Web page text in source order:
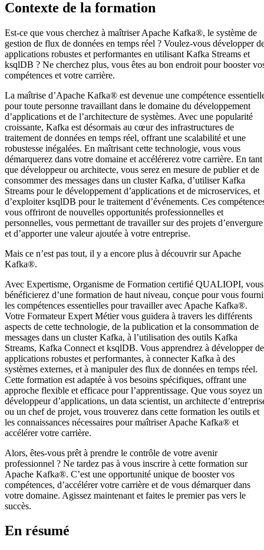
Contexte de la formation
Est-ce que vous cherchez à maîtriser Apache Kafka®, le système de
gestion de flux de données en temps réel ? Voulez-vous développer
applications robustes et performantes en utilisant Kafka Streams et
ksqlDB ? Ne cherchez plus, vous êtes au bon endroit pour booster
compétences et votre carrière.
La maîtrise d’Apache Kafka® est devenue une compétence
pour toute personne travaillant dans le domaine du développement
d’applications et de l’architecture de systèmes. Avec une popularité
croissante, Kafka est désormais au cœur des infrastructures de
traitement de données en temps réel, offrant une scalabilité et une
robustesse inégalées. En maîtrisant cette technologie, vous vous
démarquerez dans votre domaine et accélérerez votre carrière. En tant
que développeur ou architecte, vous serez en mesure de publier et de
consommer des messages dans un cluster Kafka, d’utiliser Kafka
Streams pour le développement d’applications et de microservices, et
d’exploiter ksqlDB pour le traitement d’événements. Ces
vous offriront de nouvelles opportunités professionnelles et
personnelles, vous permettant de travailler sur des projets d’envergure
et d’apporter une valeur ajoutée à votre entreprise.
Mais ce n’est pas tout, il y a encore plus à découvrir sur Apache
Kafka®.
Avec Expertisme, Organisme de Formation certifié QUALIOPI, vous
bénéficierez d’une formation de haut niveau, conçue pour vous
les compétences essentielles pour travailler avec Apache Kafka®.
Votre Formateur Expert Métier vous guidera à travers les différents
aspects de cette technologie, de la publication et la consommation de
messages dans un cluster Kafka, à l’utilisation des outils Kafka
Streams, Kafka Connect et ksqlDB. Vous apprendrez à développer
applications robustes et performantes, à connecter Kafka à des
systèmes externes, et à manipuler des flux de données en temps réel.
Cette formation est adaptée à vos besoins spécifiques, offrant une
approche flexible et efficace pour l’apprentissage. Que vous soyez un
développeur d’applications, un data scientist, un architecte
ou un chef de projet, vous trouverez dans cette formation les outils et
les connaissances nécessaires pour maîtriser Apache Kafka® et
accélérer votre carrière.
Alors, êtes-vous prêt à prendre le contrôle de votre avenir
professionnel ? Ne tardez pas à vous inscrire à cette formation sur
Apache Kafka®. C’est une opportunité unique de booster vos
compétences, d’accélérer votre carrière et de vous démarquer dans
votre domaine. Agissez maintenant et faites le premier pas vers le
succès.
En résumé